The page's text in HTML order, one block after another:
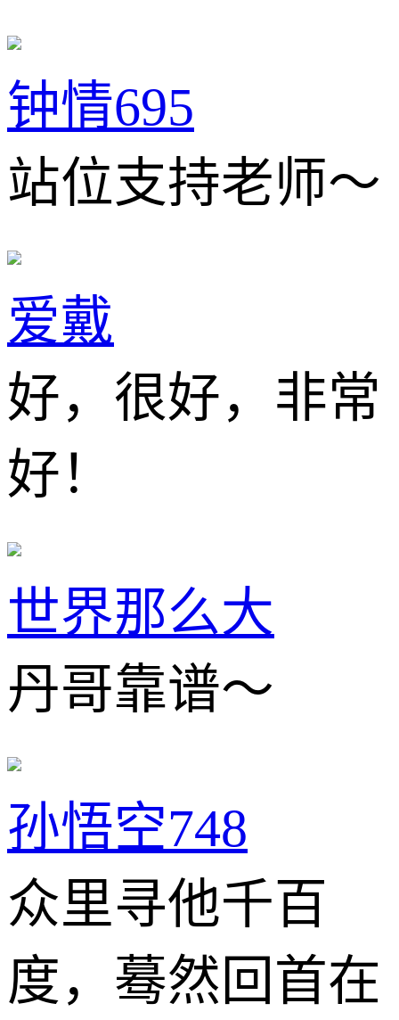
钟情695
站位支持老师～
爱戴
好，很好，非常
好！
世界那么大
丹哥靠谱～
孙悟空748
众里寻他千百
度，蓦然回首在